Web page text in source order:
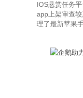
IOS悬赏任务
app上架审查
理了最新苹果